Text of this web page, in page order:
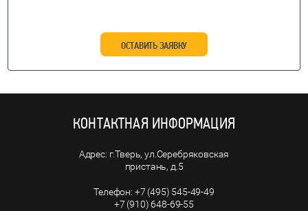
ОСТАВИТЬ ЗАЯВКУ
КОНТАКТНАЯ ИНФОРМАЦИЯ
г.Тверь, ул.Серебряковская
пристань, д.5
+7 (495) 545-49-49
+7 (910) 648-69-55